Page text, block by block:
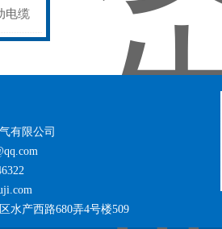
安全
电缆
有限公司
水产西路680弄4号楼509